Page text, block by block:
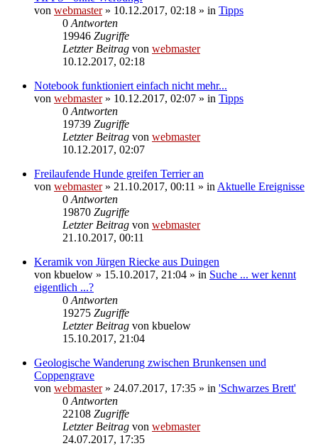
von webmaster» 10.12.2017, 02:18 » in Tipps
0 Antworten
19946 Zugriffe
Letzter Beitrag von webmaster
10.12.2017, 02:18
Notebook funktioniert einfach nicht mehr...
von webmaster» 10.12.2017, 02:07 » in Tipps
0 Antworten
19739 Zugriffe
Letzter Beitrag von webmaster
10.12.2017, 02:07
Freilaufende Hunde greifen Terrier an
von webmaster» 21.10.2017, 00:11 » in Aktuelle Ereignisse
0 Antworten
19870 Zugriffe
Letzter Beitrag von webmaster
21.10.2017, 00:11
Keramik von Jürgen Riecke aus Duingen
von kbuelow » 15.10.2017, 21:04 » in Suche ... wer kennt
eigentlich ...?
0 Antworten
19275 Zugriffe
Letzter Beitrag von kbuelow
15.10.2017, 21:04
Geologische Wanderung zwischen Brunkensen und
Coppengrave
von webmaster» 24.07.2017, 17:35 » in 'Schwarzes Brett'
0 Antworten
22108 Zugriffe
Letzter Beitrag von webmaster
24.07.2017, 17:35